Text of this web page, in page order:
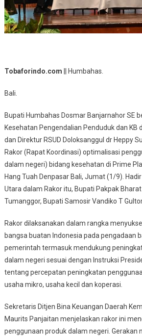
Tobaforindo.com || Humbahas.
Bali.
Bupati Humbahas Dosmar Banjarnahor SE
Kesehatan Pengendalian Penduduk dan KB
dan Direktur RSUD Doloksanggul dr Heppy
Rakor (Rapat Koordinasi) optimalisasi
dalam negeri) bidang kesehatan di Prime
Hang Tuah Denpasar Bali, Jumat (1/9).
Utara dalam Rakor itu, Bupati Pakpak
Tumanggor, Bupati Samosir Vandiko T
Rakor dilaksanakan dalam rangka
bangsa buatan Indonesia pada pengadaan
pemerintah termasuk mendukung
dalam negeri sesuai dengan Instruksi
tentang percepatan peningkatan
usaha mikro, usaha kecil dan koperasi.
Sekretaris Ditjen Bina Keuangan Daerah
Maurits Panjaitan menjelaskan rakor ini
penggunaan produk dalam negeri. Gerakan